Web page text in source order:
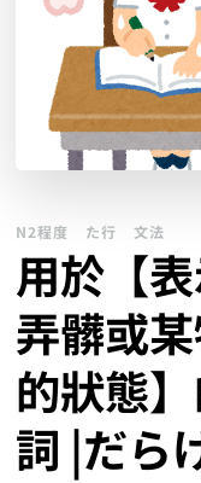
N2程度 た行 文法
用於【
弄髒或
的狀態
詞 |だら